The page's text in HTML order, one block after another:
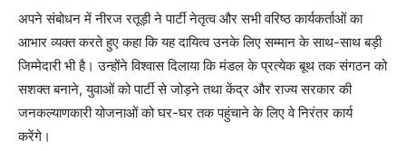
अपने संबोधन में नीरज रतूड़ी ने पार्टी नेतृत्व और सभी वरिष्ठ कार्यकर्ताओं का
आभार व्यक्त करते हुए कहा कि यह दायित्व उनके लिए सम्मान के साथ-साथ बड़ी
जिम्मेदारी भी है। उन्होंने विश्वास दिलाया कि मंडल के प्रत्येक बूथ तक संगठन को
सशक्त बनाने, युवाओं को पार्टी से जोड़ने तथा केंद्र और राज्य सरकार की
जनकल्याणकारी योजनाओं को घर-घर तक पहुंचाने के लिए वे निरंतर कार्य
करेंगे।